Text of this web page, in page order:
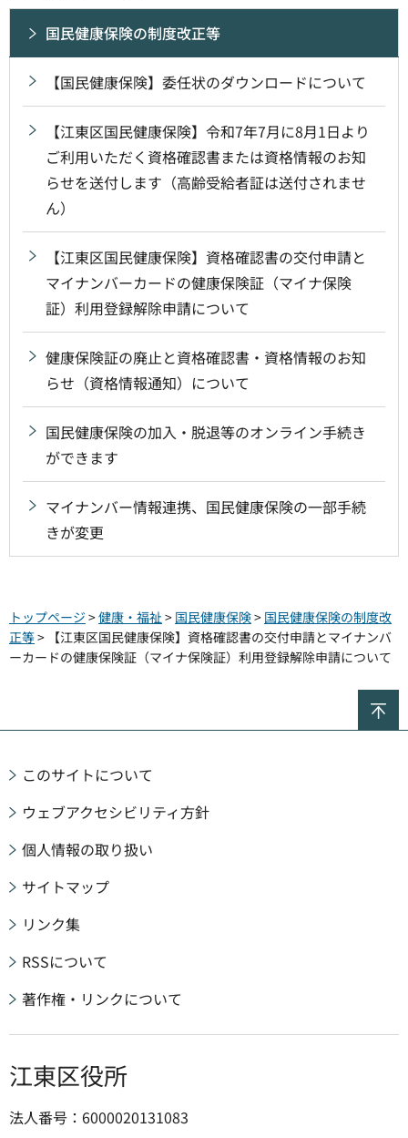
国民健康保険の制度改正等
【国民健康保険】委任状のダウンロードについて
【江東区国民健康保険】令和7年7月に8月1日より
ご利用いただく資格確認書または資格情報のお知
らせを送付します（高齢受給者証は送付されませ
ん）
【江東区国民健康保険】資格確認書の交付申請と
マイナンバーカードの健康保険証（マイナ保険
証）利用登録解除申請について
健康保険証の廃止と資格確認書・資格情報のお知
らせ（資格情報通知）について
国民健康保険の加入・脱退等のオンライン手続き
ができます
マイナンバー情報連携、国民健康保険の一部手続
きが変更
トップページ >健康・福祉 > 国民健康保険> 国民健康保険の制度改
正等> 【江東区国民健康保険】資格確認書の交付申請とマイナンバ
ーカードの健康保険証（マイナ保険証）利用登録解除申請について
このサイトについて
ウェブアクセシビリティ方針
個人情報の取り扱い
サイトマップ
リンク集
RSSについて
著作権・リンクについて
江東区役所
法人番号：6000020131083